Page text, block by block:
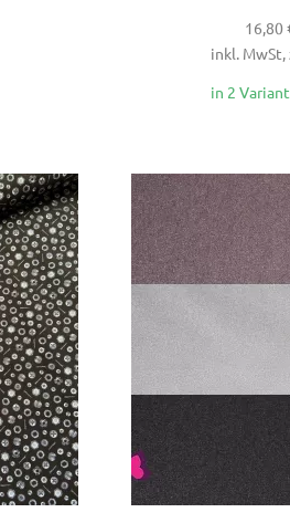
16,80
inkl. MwSt,
in 2